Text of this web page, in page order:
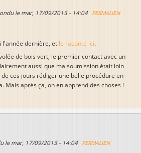
lemar, 17/09/2013 - 14:04 PERMALIEN
l'année dernière, et le raconte ici.
de bois vert, le premier contact avec un
aussi que ma soumission était loin
ces jours rédiger une belle procédure en
Mais après ça, on en apprend des choses !
le mar, 17/09/2013 - 14:04 PERMALIEN